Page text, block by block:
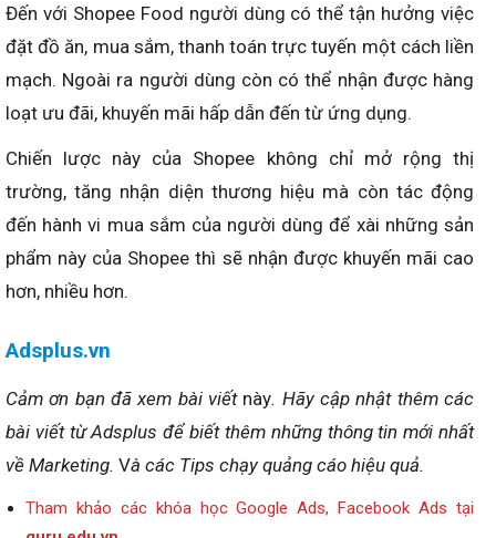
Đến với Shopee Food người dùng có thể tận hưởng việc
đặt đồ ăn, mua sắm, thanh toán trực tuyến một cách liền
mạch. Ngoài ra người dùng còn có thể nhận được hàng
loạt ưu đãi, khuyến mãi hấp dẫn đến từ ứng dụng.
Chiến lược này của Shopee không chỉ mở rộng thị
trường, tăng nhận diện thương hiệu mà còn tác động
đến hành vi mua sắm của người dùng để xài những sản
phẩm này của Shopee thì sẽ nhận được khuyến mãi cao
hơn, nhiều hơn.
Adsplus.vn
Cảm ơn bạn đã xem bài viết này. Hãy cập nhật thêm các
bài viết từ Adsplus để biết thêm những thông tin mới nhất
về Marketing. Và các Tips chạy quảng cáo hiệu quả.
Tham khảo các khóa học Google Ads, Facebook Ads tại